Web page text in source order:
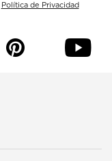
Política de Privacidad
p y